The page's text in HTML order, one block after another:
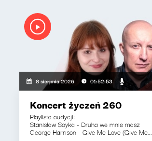
8 sierpnia 2026 01:52:53
Koncert życzeń 260
Playlista audycji:
Stanisław Soyka - Druha we mnie masz
George Harrison - Give Me Love (Give Me...